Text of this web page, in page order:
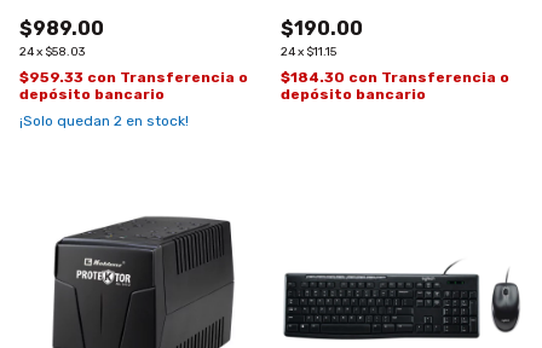
$989.00
24x $58.03
$959.33 con Transferencia o
depósito bancario
¡Solo quedan 2 en stock!
$190.00
24x $11.15
$184.30 con Transferencia o
depósito bancario